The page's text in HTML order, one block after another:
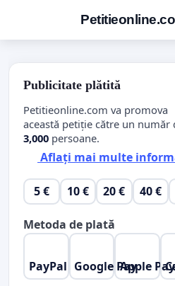
Publicitate plătită
Petitieonline.com va promova
această petiție către un număr
3,000 persoane.
Aflați mai multe
5 € 10 € 20 € 40 €
Metoda de plată
PayPal Google PayApple Pay